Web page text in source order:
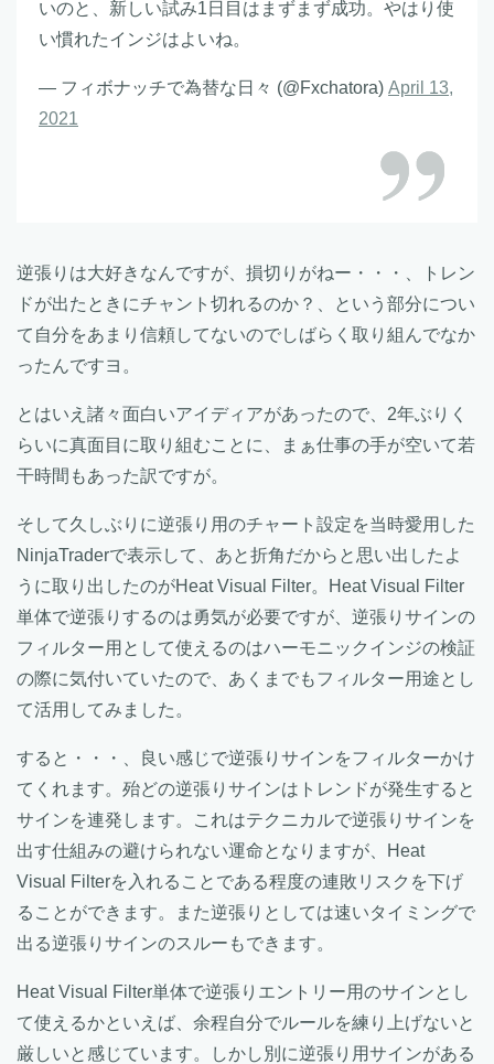
いのと、新しい試み1日目はまずまず成功。やはり使
い慣れたインジはよいね。
— フィボナッチで為替な日々 (@Fxchatora) April 13,
2021
逆張りは大好きなんですが、損切りがねー・・・、トレン
ドが出たときにチャント切れるのか？、という部分につい
て自分をあまり信頼してないのでしばらく取り組んでなか
ったんですヨ。
とはいえ諸々面白いアイディアがあったので、2年ぶりく
らいに真面目に取り組むことに、まぁ仕事の手が空いて若
干時間もあった訳ですが。
そして久しぶりに逆張り用のチャート設定を当時愛用した
NinjaTraderで表示して、あと折角だからと思い出したよ
うに取り出したのがHeat Visual Filter。Heat Visual Filter
単体で逆張りするのは勇気が必要ですが、逆張りサインの
フィルター用として使えるのはハーモニックインジの検証
の際に気付いていたので、あくまでもフィルター用途とし
て活用してみました。
すると・・・、良い感じで逆張りサインをフィルターかけ
てくれます。殆どの逆張りサインはトレンドが発生すると
サインを連発します。これはテクニカルで逆張りサインを
出す仕組みの避けられない運命となりますが、Heat
Visual Filterを入れることである程度の連敗リスクを下げ
ることができます。また逆張りとしては速いタイミングで
出る逆張りサインのスルーもできます。
Heat Visual Filter単体で逆張りエントリー用のサインとし
て使えるかといえば、余程自分でルールを練り上げないと
厳しいと感じています。しかし別に逆張り用サインがある